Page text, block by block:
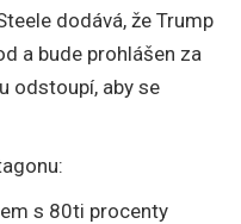
dodává, že Trump
a bude prohlášen za
odstoupí, aby se
s 80ti procenty